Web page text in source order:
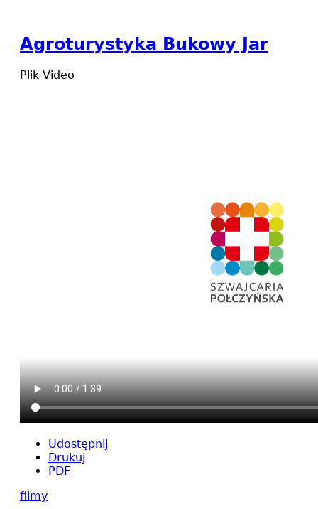
Agroturystyka Bukowy Jar
Plik Video
Udostępnij
Drukuj
PDF
filmy